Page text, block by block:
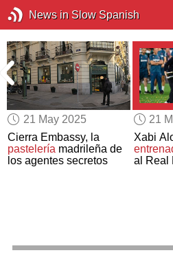
News in Slow Spanish
21 May 2025
Cierra Embassy, la
pastelería madrileña de
los agentes secretos
21
Xabi
al Real